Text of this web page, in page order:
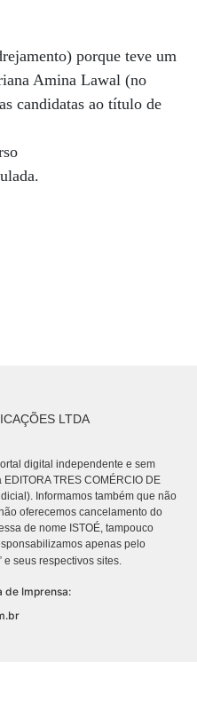
porque teve um
Amina Lawal (no
candidatas ao título de
LTDA
digital independente e sem
TRES COMÉRCIO DE
Informamos também que não
oferecemos cancelamento do
de nome ISTOÉ, tampouco
apenas pelo
e seus respectivos sites.
de Imprensa: